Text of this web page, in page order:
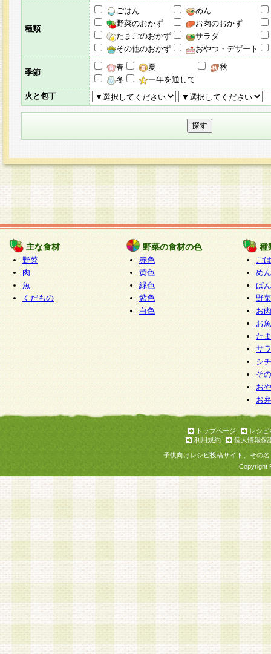
種類
ごはん
めん
野菜のおかず
お肉のおかず
たまごのおかず
サラダ
その他のおかず
おやつ・デザート
季節
春 夏
秋
冬
一年を通して
火と包丁
主な食材
野菜
肉
魚
くだもの
野菜の食材の色
赤色
黄色
緑色
紫色
白色
種
ご
めん
ぱん
野
お
お
た
サ
シ
そ
お
お
トップページ
レシピ
利用規約
個人情報保
子供向けレシピ投稿サイト、その
Copyright